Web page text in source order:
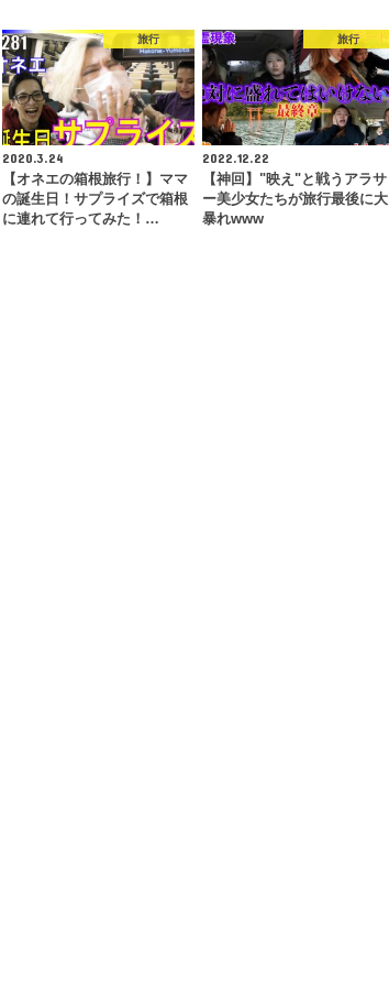
旅行
2020.3.24
【オネエの箱根旅行！】ママ
の誕生日！サプライズで箱根
に連れて行ってみた！…
旅行
2022.12.22
【神回】"映え"と戦うアラサ
ー美少女たちが旅行最後に大
暴れwww